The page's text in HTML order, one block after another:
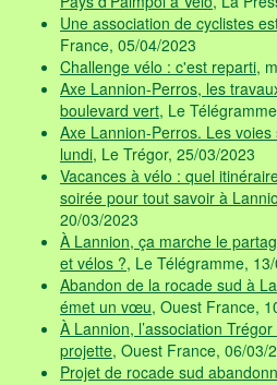
Une association de cyclistes
France, 05/04/2023
Challenge vélo : c'est reparti,
Axe Lannion-Perros, les
boulevard vert, Le
Axe Lannion-Perros. Les
lundi, Le Trégor, 25/03/2023
Vacances à vélo : quel
soirée pour tout savoir à
20/03/2023
À Lannion, ça marche le
et vélos ?, Le Télégramme,
Abandon de la rocade sud à
émet un vœu, Ouest France,
À Lannion, l’association
projette, Ouest France, 06/03/
Projet de rocade sud